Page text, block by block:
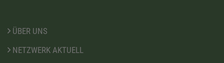
ÜBER UNS
NETZWERK AKTUELL